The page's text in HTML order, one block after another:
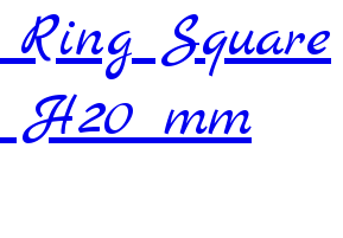
Square
H20 mm